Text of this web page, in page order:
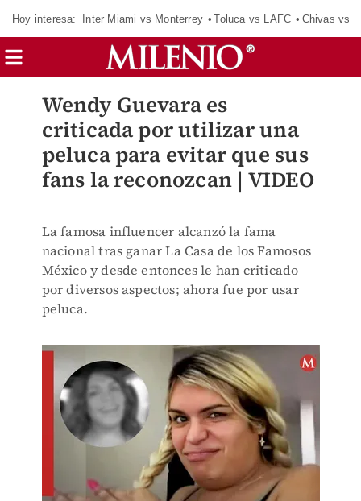
Hoy interesa: Inter Miami vs Monterrey Toluca vs LAFC Chivas vs
Wendy Guevara es
criticada por utilizar una
peluca para evitar que sus
fans la reconozcan | VIDEO
La famosa influencer alcanzó la fama
nacional tras ganar La Casa de los Famosos
México y desde entonces le han criticado
por diversos aspectos; ahora fue por usar
peluca.